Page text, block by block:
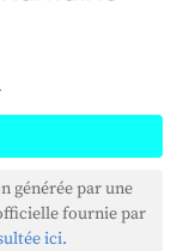
.
à haut
à permettre
générée par une
fournie par
ici.